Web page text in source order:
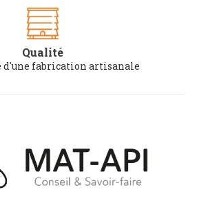
Qualité
d'une fabrication artisanale